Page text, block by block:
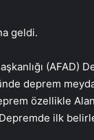
geldi.
(AFAD)
deprem
özellikle
Depremde ilk